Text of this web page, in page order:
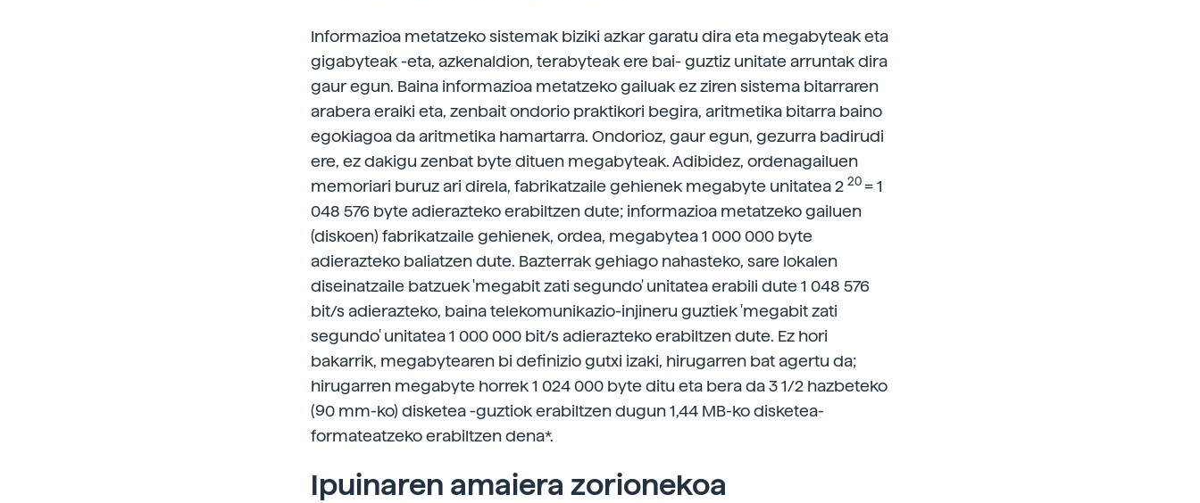
Informazioa metatzeko sistemak biziki azkar garatu dira eta megabyteak eta
gigabyteak -eta, azkenaldion, terabyteak ere bai- guztiz unitate arruntak dira
gaur egun. Baina informazioa metatzeko gailuak ez ziren sistema bitarraren
arabera eraiki eta, zenbait ondorio praktikori begira, aritmetika bitarra baino
egokiagoa da aritmetika hamartarra. Ondorioz, gaur egun, gezurra badirudi
ere, ez dakigu zenbat byte dituen megabyteak. Adibidez, ordenagailuen
memoriari buruz ari direla, fabrikatzaile gehienek megabyte unitatea 2 20= 1
048 576 byte adierazteko erabiltzen dute; informazioa metatzeko gailuen
(diskoen) fabrikatzaile gehienek, ordea, megabytea 1 000 000 byte
adierazteko baliatzen dute. Bazterrak gehiago nahasteko, sare lokalen
diseinatzaile batzuek 'megabit zati segundo' unitatea erabili dute 1 048 576
bit/s adierazteko, baina telekomunikazio-injineru guztiek 'megabit zati
segundo' unitatea 1 000 000 bit/s adierazteko erabiltzen dute. Ez hori
bakarrik, megabytearen bi definizio gutxi izaki, hirugarren bat agertu da;
hirugarren megabyte horrek 1 024 000 byte ditu eta bera da 3 1/2 hazbeteko
(90 mm-ko) disketea -guztiok erabiltzen dugun 1,44 MB-ko disketea-
formateatzeko erabiltzen dena*.
Ipuinaren amaiera zorionekoa